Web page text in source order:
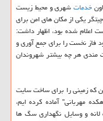
خدماتشهری و محیط زیست
۲۲ و بوستان جنگلی چیتگر یكی از مكان های امن برای
اعلام شده بود، اظهار داشت:
مستمر خود فاز نخست را برای جمع آوری و
مندی هر چه بیشتر شهروندان
۲۲، با بیان این كه زمینی را برای ساخت سایت
مهربانی" آماده كرده ایم،
هزار متر، مجهز به لانه و وسایل نگهداری سگ ها